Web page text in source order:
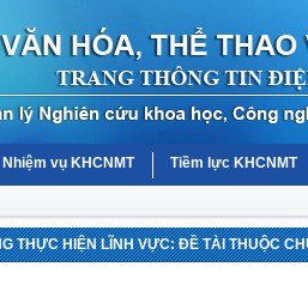
Nhiệm vụ KHCNMT Tiềm lực KHCNMT
THỰC HIỆN LĨNH VỰC: ĐỀ TÀI THUỘC